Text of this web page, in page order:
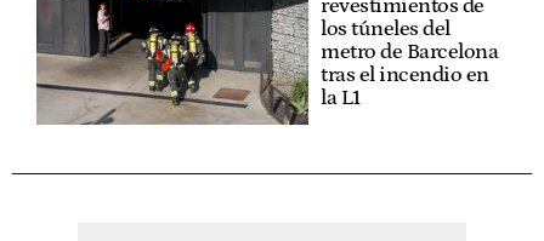
revestimientos de
los túneles del
metro de Barcelona
tras el incendio en
la L1